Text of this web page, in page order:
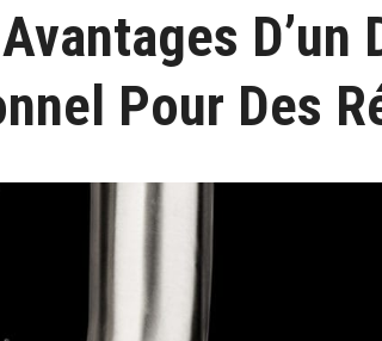
D’un
Pour Des